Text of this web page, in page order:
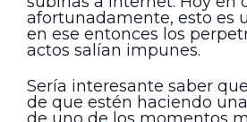
afortunadamente, esto es
en ese entonces los
actos salían impunes.
Sería interesante saber
de que estén haciendo